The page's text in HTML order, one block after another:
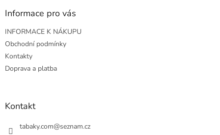
Informace pro vás
INFORMACE K NÁKUPU
Obchodní podmínky
Kontakty
Doprava a platba
Kontakt
tabaky.com@seznam.cz